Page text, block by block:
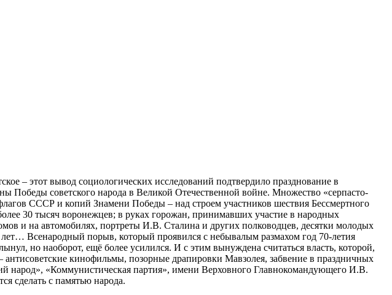
– этот вывод социологических исследований подтвердило празднование в
Победы советского народа в Великой Отечественной войне. Множество «серпасто-
СССР и копий Знамени Победы – над строем участников шествия Бессмертного
30 тысяч воронежцев; в руках горожан, принимавших участие в народных
и на автомобилях, портреты И.В. Сталина и других полководцев, десятки молодых
Всенародный порыв, который проявился с небывалым размахом год 70-летия
но наоборот, ещё более усилился. И с этим вынуждена считаться власть, которой,
антисоветские кинофильмы, позорные драпировки Мавзолея, забвение в праздничных
народ», «Коммунистическая партия», имени Верховного Главнокомандующего И.В.
сделать с памятью народа.